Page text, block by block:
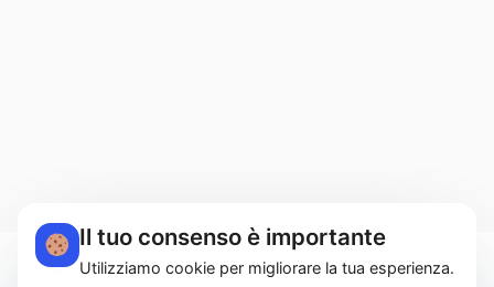
Il tuo consenso è importante
Utilizziamo cookie per migliorare la tua esperienza.